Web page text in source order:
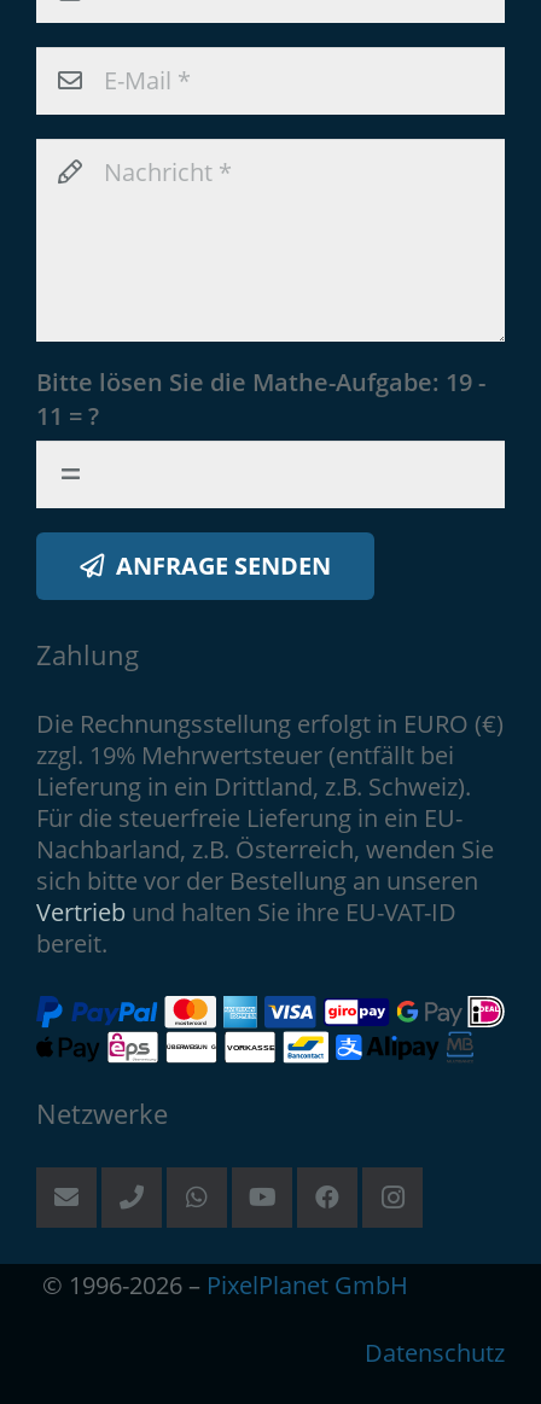
Bitte lösen Sie die Mathe-Aufgabe: 19 -
11 = ?
ANFRAGE SENDEN
Zahlung
Die Rechnungsstellung erfolgt in EURO (€)
zzgl. 19% Mehrwertsteuer (entfällt bei
Lieferung in ein Drittland, z.B. Schweiz).
Für die steuerfreie Lieferung in ein EU-
Nachbarland, z.B. Österreich, wenden Sie
sich bitte vor der Bestellung an unseren
Vertrieb und halten Sie ihre EU-VAT-ID
bereit.
Netzwerke
© 1996-2026 – PixelPlanet GmbH
Datenschutz